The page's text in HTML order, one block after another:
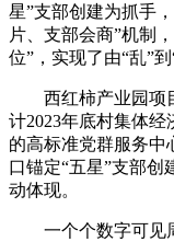
星”支部创建为抓手
片、支部会商”机制
位”，实现了由“乱”到
西红柿产业园项目
计2023年底村集体经
的高标准党群服务
口锚定“五星”支部创
动体现。
一个个数字可见周